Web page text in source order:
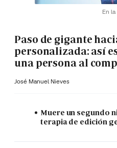
En
Paso de gigante
personalizada: así
una persona al
José Manuel Nieves
Muere un segundo
terapia de edición